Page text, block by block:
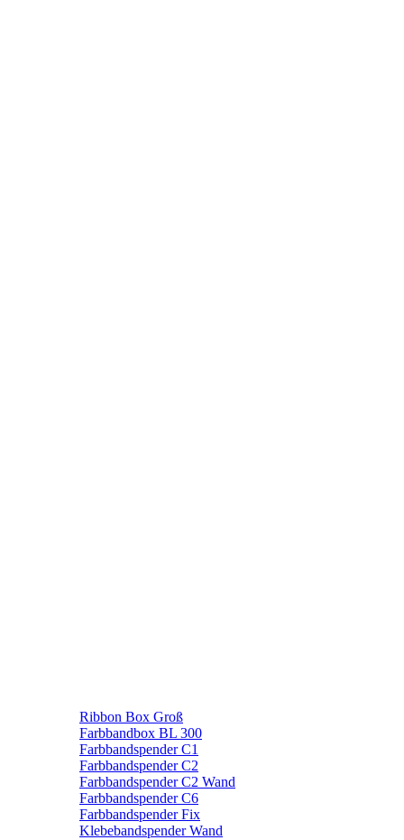
Ribbon Box Groß
Farbbandbox BL 300
Farbbandspender C1
Farbbandspender C2
Farbbandspender C2 Wand
Farbbandspender C6
Farbbandspender Fix
Klebebandspender Wand